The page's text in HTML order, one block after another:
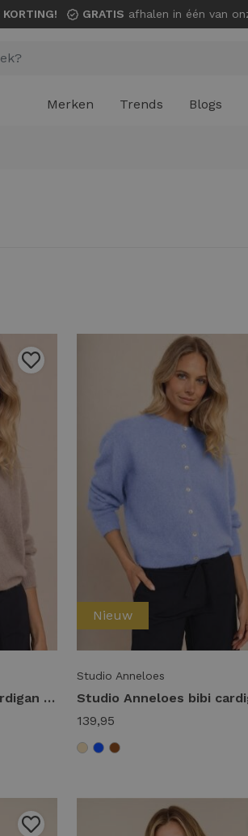
KORTING! GRATIS afhalen in één van onze
Merken Trends Blogs
Studio Anneloes bibi cardigan 14402 Vest 2200 latte
Nieuw
Studio Anneloes
139,95